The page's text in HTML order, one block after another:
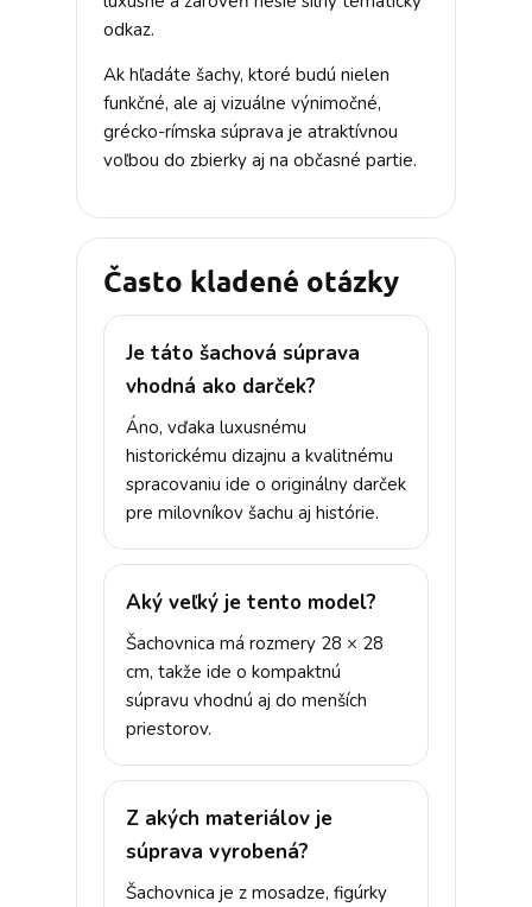
odkaz.
Ak hľadáte šachy, ktoré budú nielen
funkčné, ale aj vizuálne výnimočné,
grécko-rímska súprava je atraktívnou
voľbou do zbierky aj na občasné partie.
Často kladené otázky
Je táto šachová súprava
vhodná ako darček?
Áno, vďaka luxusnému
historickému dizajnu a kvalitnému
spracovaniu ide o originálny darček
pre milovníkov šachu aj histórie.
Aký veľký je tento model?
Šachovnica má rozmery 28 × 28
cm, takže ide o kompaktnú
súpravu vhodnú aj do menších
priestorov.
Z akých materiálov je
súprava vyrobená?
Šachovnica je z mosadze, figúrky